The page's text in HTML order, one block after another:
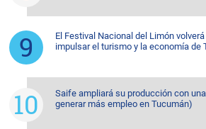
El Festival Nacional del Limón
impulsar el turismo y la economía de
Saife ampliará su producción con
generar más empleo en Tucumán)